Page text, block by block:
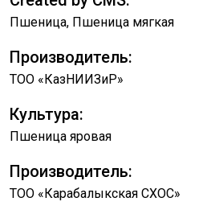
Пшеница, Пшеница мягкая
Производитель:
ТОО «КазНИИЗиР»
Культура:
Пшеница яровая
Производитель:
ТОО «Карабалыкская СХОС»